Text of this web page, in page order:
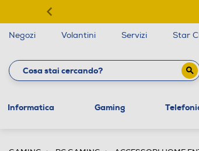
Negozi Volantini Servizi Star
Informatica Gaming